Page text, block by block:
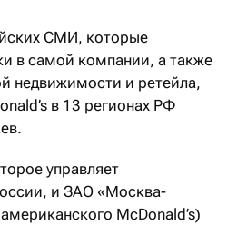
СМИ, которые
в самой компании, а также
недвижимости и ретейла,
в 13 регионах РФ
управляет
и ЗАО «Москва-
McDonald’s)